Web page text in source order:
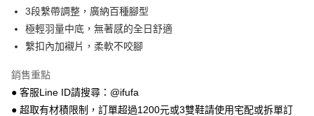
Google Pay
全盈+PAY
相關說明
【關於「AFTEE先享後付」】
AFTEE先享後付是「在收到商品之後才付款」的支付方式。 讓您購物簡單
ATM付款
3段繫帶調整，廣納百種腳型
極輕羽量中底，無著感的全日舒適
繫扣內加襯片，柔軟不咬腳
銷售重點
● 客服Line ID請搜尋：@ifufa
● 超取有材積限制，訂單超過1200元或3雙鞋請使用宅配或拆單訂